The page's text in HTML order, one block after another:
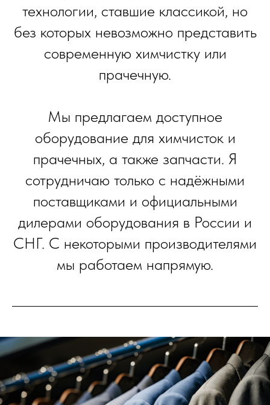
технологии, ставшие классикой, но
без которых невозможно представить
современную химчистку или
прачечную.
Мы предлагаем доступное
оборудование для химчисток и
прачечных, а также запчасти. Я
сотрудничаю только с надёжными
поставщиками и официальными
дилерами оборудования в России и
СНГ. С некоторыми производителями
мы работаем напрямую.